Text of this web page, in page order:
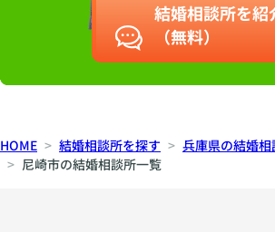
結婚相談所を紹
（無料）
HOME 結婚相談所を探す
兵庫県の結婚相
尼崎市の結婚相談所一覧